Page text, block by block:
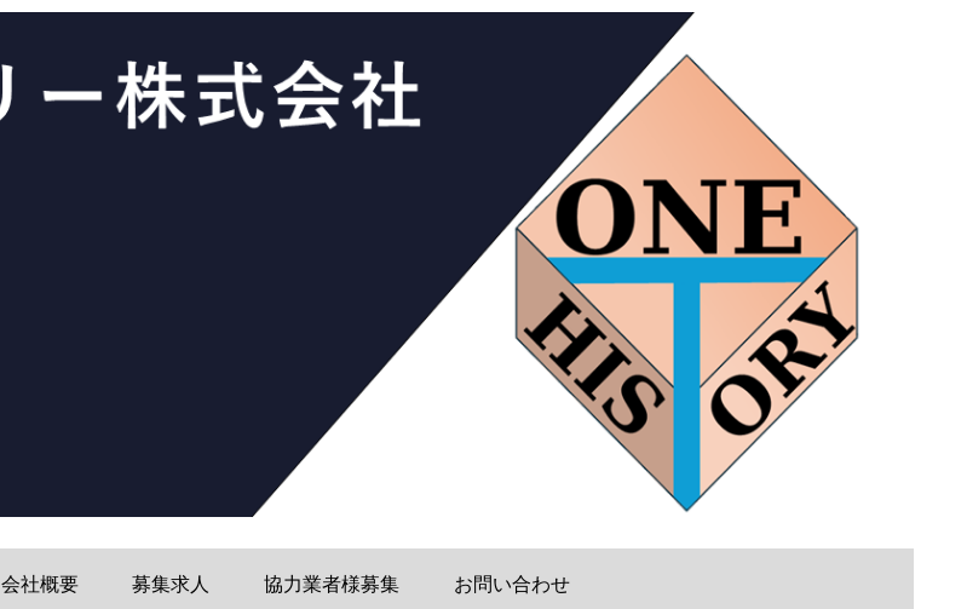
会社概要 募集求人 協力業者様募集 お問い合わせ